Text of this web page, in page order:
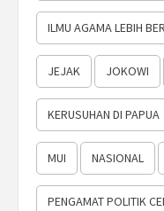
ILMU AGAMA LEBIH
JEJAK JOKOWI
KERUSUHAN DI PAPUA
MUI NASIONAL
PENGAMAT POLITIK